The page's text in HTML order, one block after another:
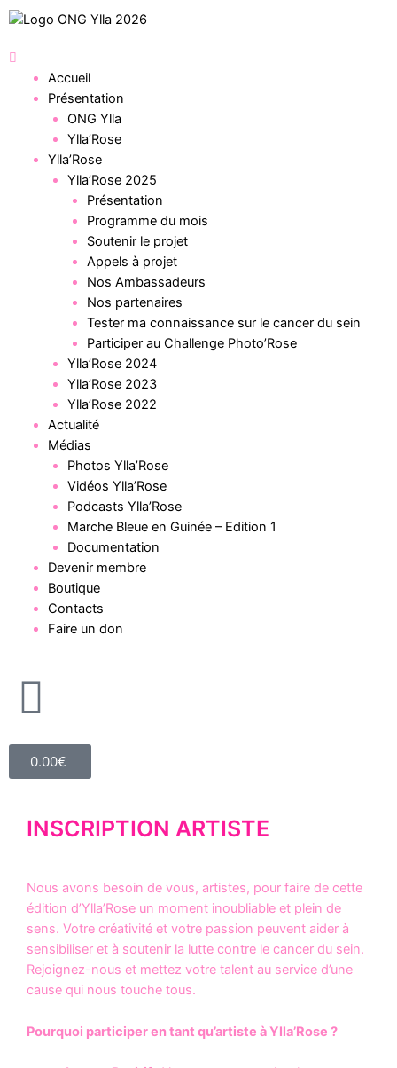
Accueil
Présentation
ONG Ylla
Ylla’Rose
Ylla’Rose
Ylla’Rose 2025
Présentation
Programme du mois
Soutenir le projet
Appels à projet
Nos Ambassadeurs
Nos partenaires
Tester ma connaissance sur le cancer du sein
Participer au Challenge Photo’Rose
Ylla’Rose 2024
Ylla’Rose 2023
Ylla’Rose 2022
Actualité
Médias
Photos Ylla’Rose
Vidéos Ylla’Rose
Podcasts Ylla’Rose
Marche Bleue en Guinée – Edition 1
Documentation
Devenir membre
Boutique
Contacts
Faire un don
0.00€
INSCRIPTION ARTISTE
Nous avons besoin de vous, artistes, pour faire de cette
édition d’Ylla’Rose un moment inoubliable et plein de
sens. Votre créativité et votre passion peuvent aider à
sensibiliser et à soutenir la lutte contre le cancer du sein.
Rejoignez-nous et mettez votre talent au service d’une
cause qui nous touche tous.
Pourquoi participer en tant qu’artiste à Ylla’Rose ?